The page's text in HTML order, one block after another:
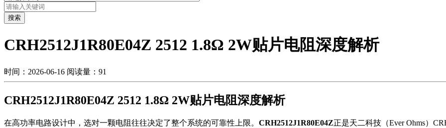
搜索
CRH2512J1R80E04Z 2512 1.8Ω 2W贴片电阻深度解析
时间：2026-06-16 阅读量：91
CRH2512J1R80E04Z 2512 1.8Ω 2W贴片电阻深度解析
在高功率电路设计中，选对一颗电阻往往决定了整个系统的可靠性上限。 CRH2512J1R80E04Z正是天二科技（Ever Ohms）